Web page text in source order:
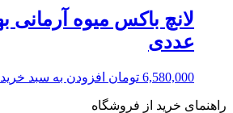
عددی
6,580,000 تومان افزودن به سبد خرید
راهنمای خرید از فروشگاه